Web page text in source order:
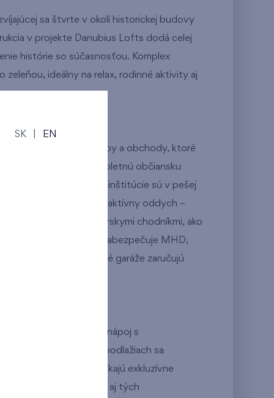
sa štvrte v okolí historickej budovy
v projekte Danubius Lofts dodá celej
histórie so súčasnosťou. Komplex
ideálny na relax, rodinné aktivity aj
priestory pre služby a obchody, ktoré
Lokalita ponúka kompletnú občiansku
aj kultúrne inštitúcie sú v pešej
príležitostí na aktívny oddych –
cyklotrasami a korčuliarskymi chodníkmi, ako
s centrom mesta zabezpečuje MHD,
10 minút. Podzemné garáže zaručujú
váš obľúbený nápoj s
Na vyšších podlažiach sa
byty, ktoré ponúkajú exkluzívne
– bývanie, ktoré osloví aj tých
SK EN